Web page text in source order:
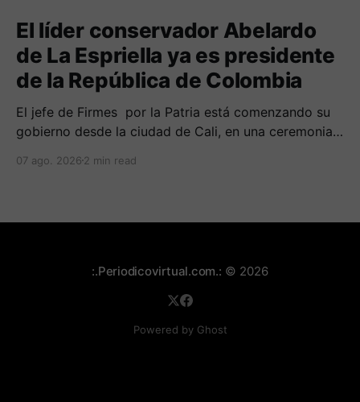
El líder conservador Abelardo
de La Espriella ya es presidente
de la República de Colombia
El jefe de Firmes por la Patria está comenzando su
gobierno desde la ciudad de Cali, en una ceremonia
gobiernos conservadores.
07 ago. 2026 2 min read
:.Periodicovirtual.com.: © 2026
Powered by Ghost